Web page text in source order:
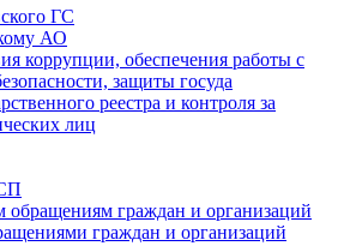
ГС
АО
коррупции, обеспечения работы с
защиты госуда
реестра и контроля за
лиц
граждан и организаций
граждан и организаций